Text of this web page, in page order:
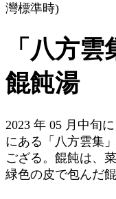
灣標準時)
「八方
餛飩湯
2023 年 05 月中旬
にある「八方雲集
ござる。餛飩は、
緑色の皮で包んだ